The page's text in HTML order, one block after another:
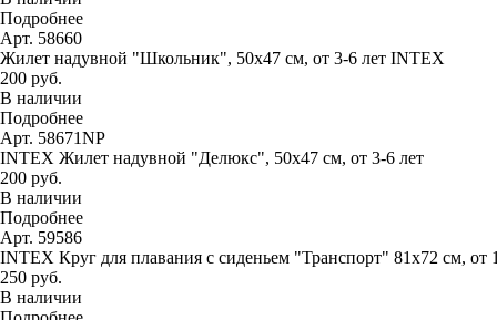
Подробнее
Арт. 58660
Жилет надувной "Школьник", 50х47 см, от 3-6 лет INTEX
200 руб.
В наличии
Подробнее
Арт. 58671NP
INTEX Жилет надувной "Делюкс", 50х47 см, от 3-6 лет
200 руб.
В наличии
Подробнее
Арт. 59586
INTEX Круг для плавания с сиденьем "Транспорт" 81х72 см,
250 руб.
В наличии